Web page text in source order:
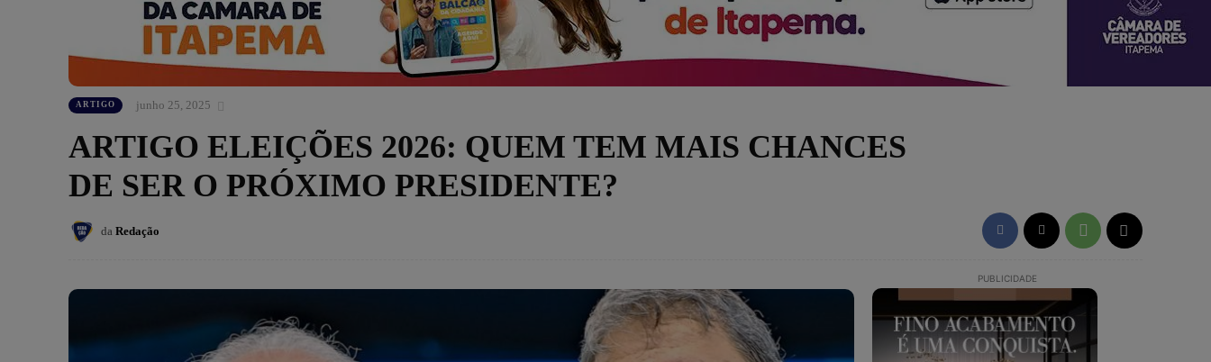
ARTIGO junho 25, 2025
ARTIGO ELEIÇÕES 2026: QUEM TEM MAIS CHANCES
DE SER O PRÓXIMO PRESIDENTE?
da Redação
PUBLICIDADE